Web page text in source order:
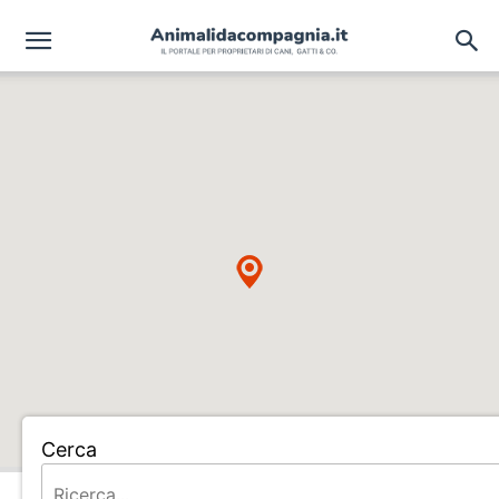
Cerca
Home ALLEVAMENTO